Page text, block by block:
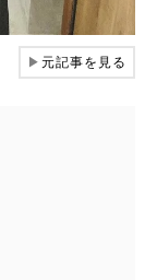
▶元記事を見る